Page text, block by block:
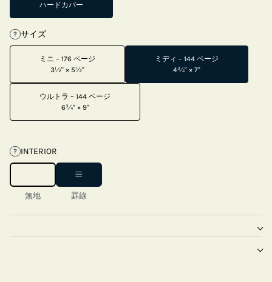
ハードカバー
? サイズ
ミニ – 176 ページ
3½" × 5½"
ミディ – 144 ページ
4¾" × 7"
ウルトラ – 144 ページ
6¾" × 9"
? INTERIOR
無地 罫線